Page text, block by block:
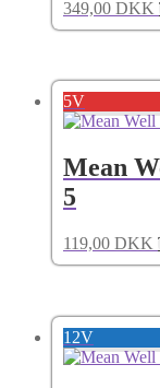
349,00 DKK
5V
Mean
5
119,00 DKK
12V